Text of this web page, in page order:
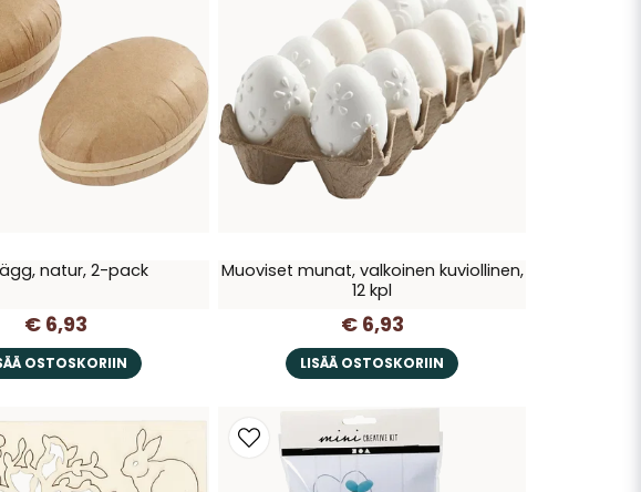
natur, 2-pack
€ 6,93
OSTOSKORIIN
Muoviset munat, valkoinen kuviollinen,
12 kpl
€ 6,93
LISÄÄ OSTOSKORIIN